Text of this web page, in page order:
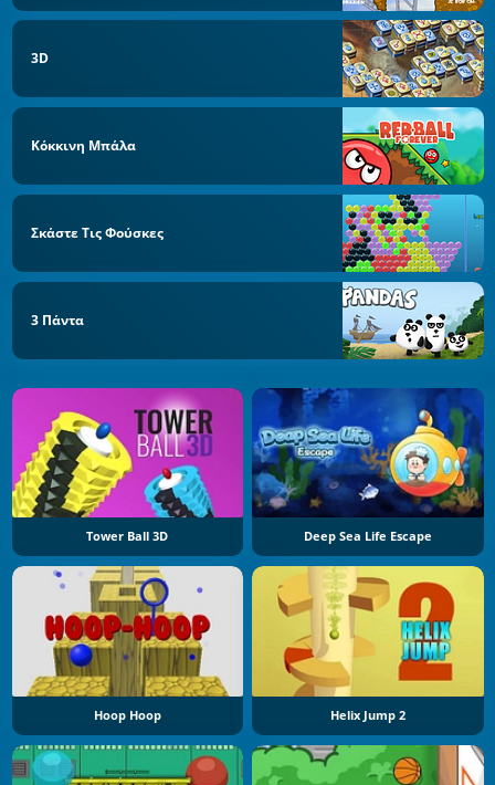
3D
Κόκκινη Μπάλα
Σκάστε Τις Φούσκες
3 Πάντα
Tower Ball 3D Deep Sea Life Escape
Hoop Hoop Helix Jump 2